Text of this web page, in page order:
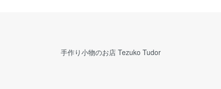
手作り小物のお店 Tezuko Tudor